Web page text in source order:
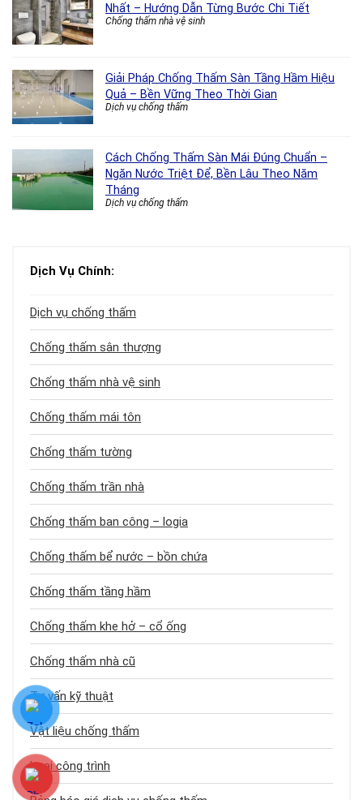
Nhất – Hướng Dẫn Từng Bước Chi Tiết
Chống thấm nhà vệ sinh
Giải Pháp Chống Thấm Sàn Tầng Hầm Hiệu
Quả – Bền Vững Theo Thời Gian
Dịch vụ chống thấm
Cách Chống Thấm Sàn Mái Đúng Chuẩn –
Ngăn Nước Triệt Để, Bền Lâu Theo Năm
Tháng
Dịch vụ chống thấm
Dịch Vụ Chính:
Dịch vụ chống thấm
Chống thấm sân thượng
Chống thấm nhà vệ sinh
Chống thấm mái tôn
Chống thấm tường
Chống thấm trần nhà
Chống thấm ban công – logia
Chống thấm bể nước – bồn chứa
Chống thấm tầng hầm
Chống thấm khe hở – cổ ống
Chống thấm nhà cũ
Tư vấn kỹ thuật
Vật liệu chống thấm
Loại công trình